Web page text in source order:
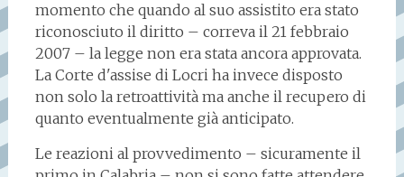
momento che quando al suo assistito era stato
riconosciuto il diritto – correva il 21 febbraio
2007 – la legge non era stata ancora approvata.
La Corte d'assise di Locri ha invece disposto
non solo la retroattività ma anche il recupero di
quanto eventualmente già anticipato.
Le reazioni al provvedimento – sicuramente il